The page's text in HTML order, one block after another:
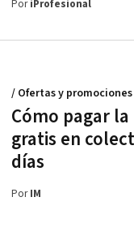
PoriProfesional
Cómo pagar
gratis en
días
/ Ofertas y promociones
PorIM